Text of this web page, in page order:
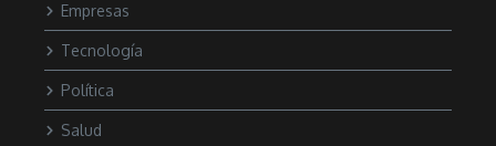
Empresas
Tecnología
Política
Salud